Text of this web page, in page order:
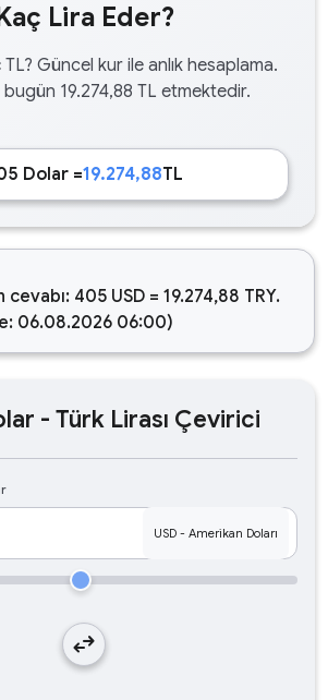
Lira Eder?
Güncel kur ile anlık hesaplama.
19.274,88 TL etmektedir.
Dolar =19.274,88TL
cevabı: 405 USD = 19.274,88 TRY.
06.08.2026 06:00)
- Türk Lirası Çevirici
swap_horiz